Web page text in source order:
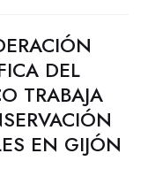
DEL
TRABAJA
EN GIJÓN